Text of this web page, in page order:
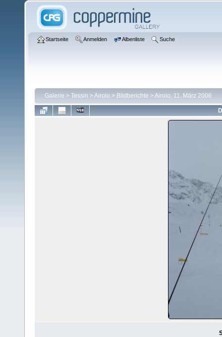
Startseite Anmelden Albenliste Suche
Galerie > Tessin >Airolo > Bildberichte >Airolo, 11. März 2006